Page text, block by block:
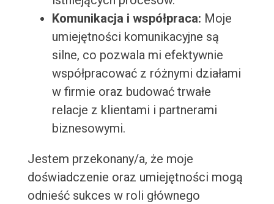
Komunikacja i współpraca: Moje
umiejętności komunikacyjne są
silne, co pozwala mi efektywnie
współpracować z różnymi działami
w firmie oraz budować trwałe
relacje z klientami i partnerami
biznesowymi.
Jestem przekonany/a, że moje
doświadczenie oraz umiejętności mogą
odnieść sukces w roli głównego